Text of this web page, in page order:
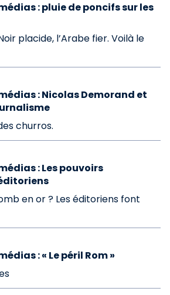
: pluie de poncifs sur les
placide, l’Arabe fier. Voilà le
: Nicolas Demorand et
churros.
: Les pouvoirs
en or ? Les éditoriens font
: « Le péril Rom »